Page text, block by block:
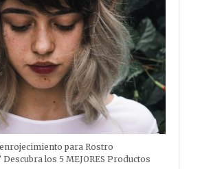
para Rostro
los 5 MEJORES Productos